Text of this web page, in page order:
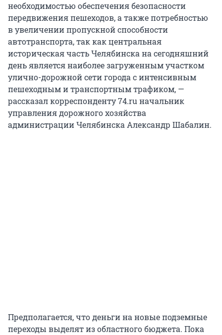
необходимостью обеспечения безопасности
передвижения пешеходов, а также потребностью
в увеличении пропускной способности
автотранспорта, так как центральная
историческая часть Челябинска на сегодняшний
день является наиболее загруженным участком
улично-дорожной сети города с интенсивным
пешеходным и транспортным трафиком, —
рассказал корреспонденту 74.ru начальник
управления дорожного хозяйства
администрации Челябинска Александр Шабалин.
Предполагается, что деньги на новые подземные
переходы выделят из областного бюджета. Пока